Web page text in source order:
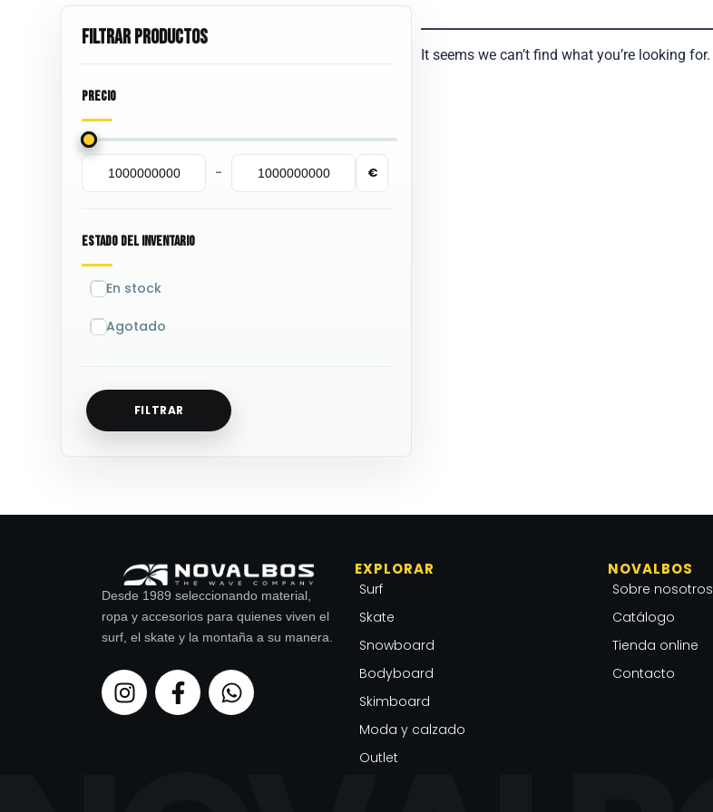
Precio
€
Minimum Price
- Maximum Price
Estado Del Inventario
En stock
Agotado
FILTRAR
It seems we can’t find what you’re looking for.
Desde 1989 seleccionando material,
ropa y accesorios para quienes viven el
surf, el skate y la montaña a su manera.
I
n
s
F
a
c
W
h
a
EXPLORAR
Surf
Skate
Snowboard
Bodyboard
Skimboard
Moda y calzado
Outlet
NOVALBOS
Sobre nosotros
Catálogo
Tienda online
Contacto